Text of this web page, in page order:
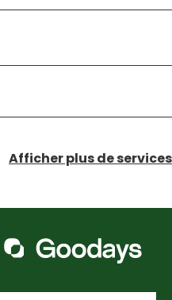
Afficher plus de services